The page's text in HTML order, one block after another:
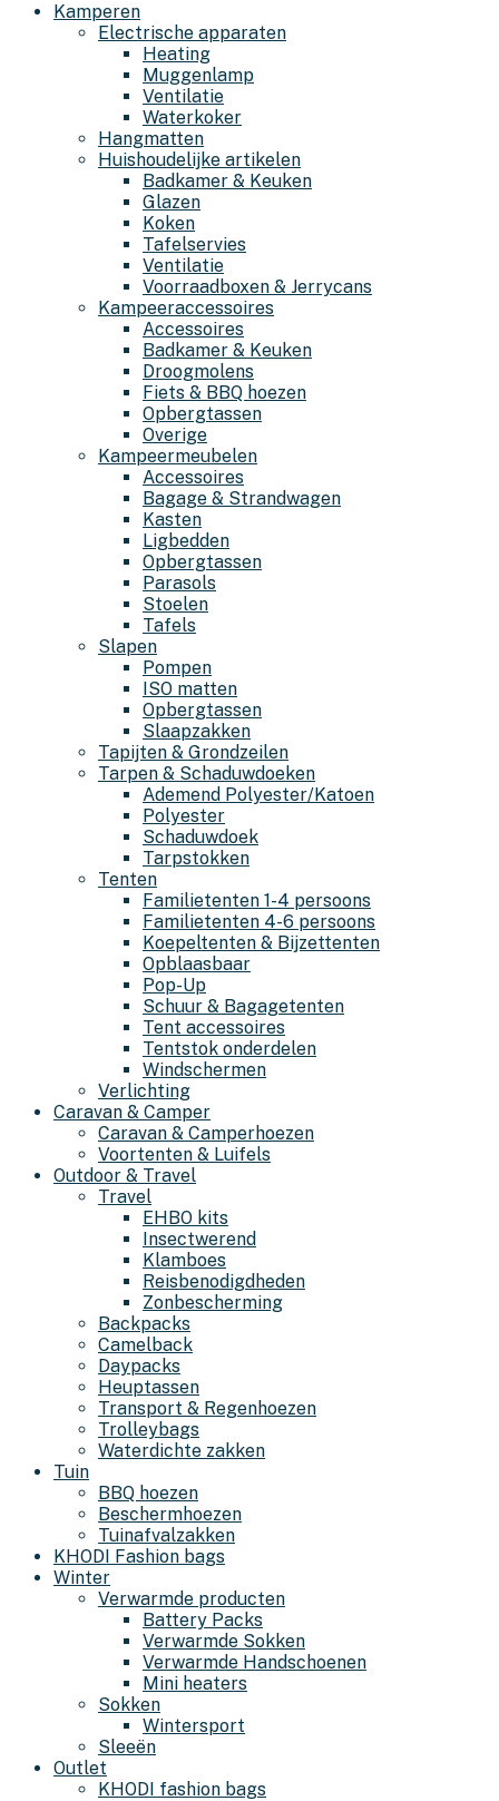
Kamperen
Electrische apparaten
Heating
Muggenlamp
Ventilatie
Waterkoker
Hangmatten
Huishoudelijke artikelen
Badkamer & Keuken
Glazen
Koken
Tafelservies
Ventilatie
Voorraadboxen & Jerrycans
Kampeeraccessoires
Accessoires
Badkamer & Keuken
Droogmolens
Fiets & BBQ hoezen
Opbergtassen
Overige
Kampeermeubelen
Accessoires
Bagage & Strandwagen
Kasten
Ligbedden
Opbergtassen
Parasols
Stoelen
Tafels
Slapen
Pompen
ISO matten
Opbergtassen
Slaapzakken
Tapijten & Grondzeilen
Tarpen & Schaduwdoeken
Ademend Polyester/Katoen
Polyester
Schaduwdoek
Tarpstokken
Tenten
Familietenten 1-4 persoons
Familietenten 4-6 persoons
Koepeltenten & Bijzettenten
Opblaasbaar
Pop-Up
Schuur & Bagagetenten
Tent accessoires
Tentstok onderdelen
Windschermen
Verlichting
Caravan & Camper
Caravan & Camperhoezen
Voortenten & Luifels
Outdoor & Travel
Travel
EHBO kits
Insectwerend
Klamboes
Reisbenodigdheden
Zonbescherming
Backpacks
Camelback
Daypacks
Heuptassen
Transport & Regenhoezen
Trolleybags
Waterdichte zakken
Tuin
BBQ hoezen
Beschermhoezen
Tuinafvalzakken
KHODI Fashion bags
Winter
Verwarmde producten
Battery Packs
Verwarmde Sokken
Verwarmde Handschoenen
Mini heaters
Sokken
Wintersport
Sleeën
Outlet
KHODI fashion bags